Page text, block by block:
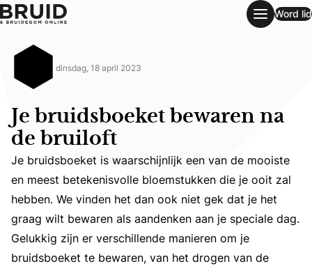
Word lid
dinsdag, 18 april 2023
Je bruidsboeket bewaren na
de bruiloft
Je bruidsboeket is waarschijnlijk een van de mooiste
Je bruidsboeket is waarschijnlijk een van de mooiste
en meest betekenisvolle bloemstukken die je ooit zal
hebben. We vinden het dan ook niet gek dat je het
graag wilt bewaren als aandenken aan je speciale dag.
Gelukkig zijn er verschillende manieren om je
bruidsboeket te bewaren, van het drogen van de